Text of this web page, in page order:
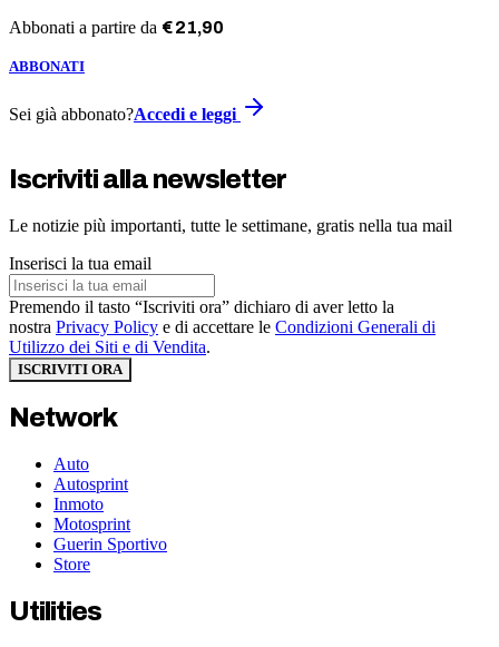
Abbonati a partire da €21,90
ABBONATI
Sei già abbonato?Accedi e leggi
Iscriviti alla newsletter
Le notizie più importanti, tutte le settimane, gratis nella tua mail
Inserisci la tua email
Premendo il tasto “Iscriviti ora” dichiaro di aver letto la
nostra Privacy Policy e di accettare le Condizioni Generali di
Utilizzo dei Siti e di Vendita.
ISCRIVITI ORA
Network
Auto
Autosprint
Inmoto
Motosprint
Guerin Sportivo
Store
Utilities